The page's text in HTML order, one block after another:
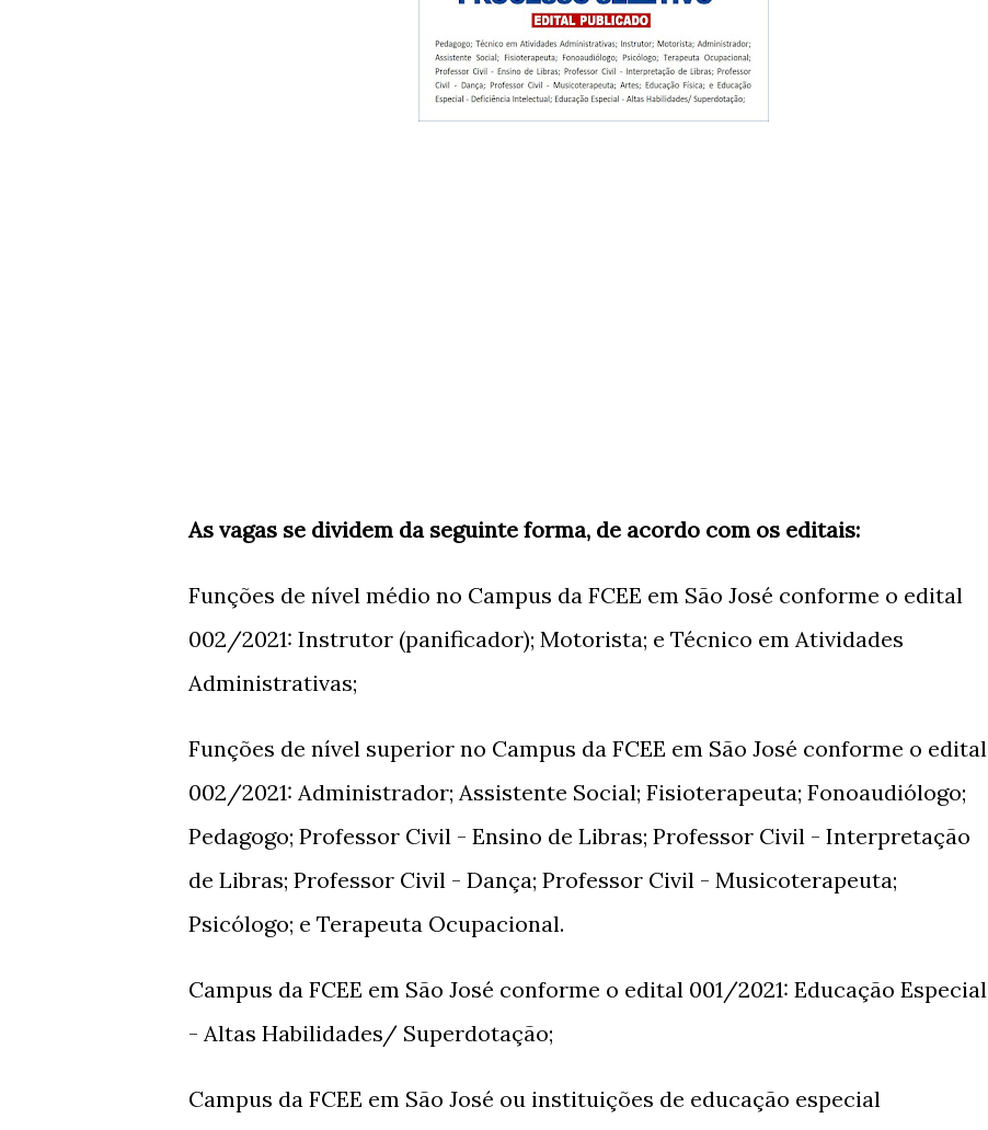
As vagas se dividem da seguinte forma, de acordo com os editais:
Funções de nível médio no Campus da FCEE em São José conforme o edital
002/2021: Instrutor (panificador); Motorista; e Técnico em Atividades
Administrativas;
Funções de nível superior no Campus da FCEE em São José conforme o edital
002/2021: Administrador; Assistente Social; Fisioterapeuta; Fonoaudiólogo;
Pedagogo; Professor Civil - Ensino de Libras; Professor Civil - Interpretação
de Libras; Professor Civil - Dança; Professor Civil - Musicoterapeuta;
Psicólogo; e Terapeuta Ocupacional.
Campus da FCEE em São José conforme o edital 001/2021: Educação Especial
- Altas Habilidades/ Superdotação;
Campus da FCEE em São José ou instituições de educação especial